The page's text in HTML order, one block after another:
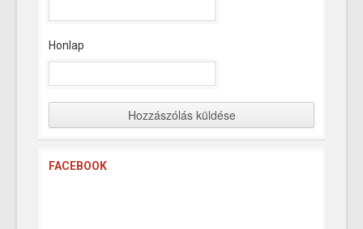
Honlap
FACEBOOK